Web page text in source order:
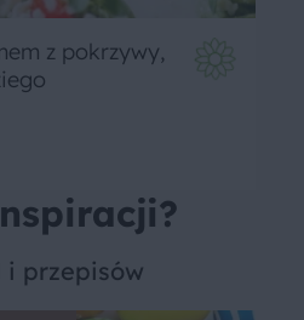
z pokrzywy,
przepisów